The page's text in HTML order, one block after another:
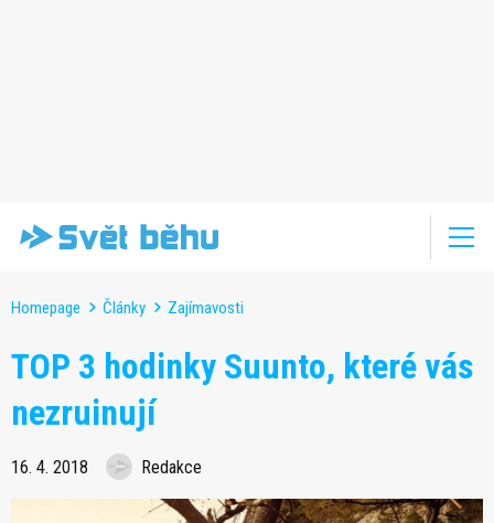
Homepage Články Zajímavosti
TOP 3 hodinky Suunto, které vás
nezruinují
16. 4. 2018 Redakce